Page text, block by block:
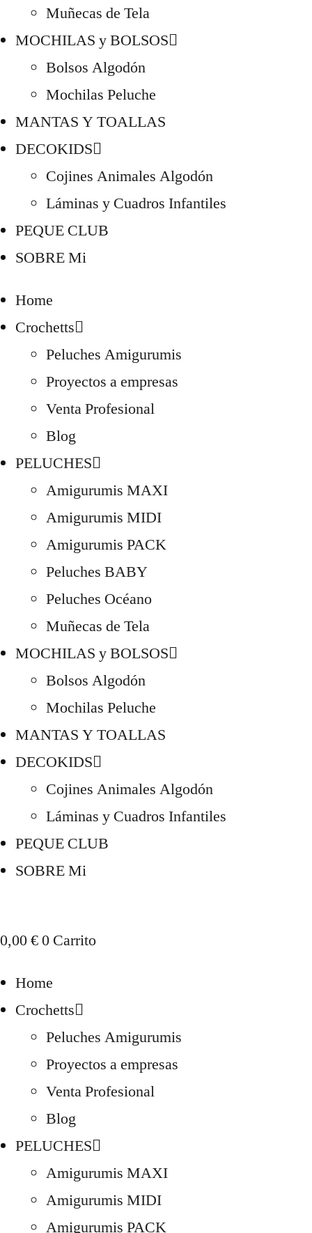
Muñecas de Tela
MOCHILAS y BOLSOS
Bolsos Algodón
Mochilas Peluche
MANTAS Y TOALLAS
DECOKIDS
Cojines Animales Algodón
Láminas y Cuadros Infantiles
PEQUE CLUB
SOBRE Mi
Home
Crochetts
Peluches Amigurumis
Proyectos a empresas
Venta Profesional
Blog
PELUCHES
Amigurumis MAXI
Amigurumis MIDI
Amigurumis PACK
Peluches BABY
Peluches Océano
Muñecas de Tela
MOCHILAS y BOLSOS
Bolsos Algodón
Mochilas Peluche
MANTAS Y TOALLAS
DECOKIDS
Cojines Animales Algodón
Láminas y Cuadros Infantiles
PEQUE CLUB
SOBRE Mi
0,00€0 Carrito
Home
Crochetts
Peluches Amigurumis
Proyectos a empresas
Venta Profesional
Blog
PELUCHES
Amigurumis MAXI
Amigurumis MIDI
Amigurumis PACK